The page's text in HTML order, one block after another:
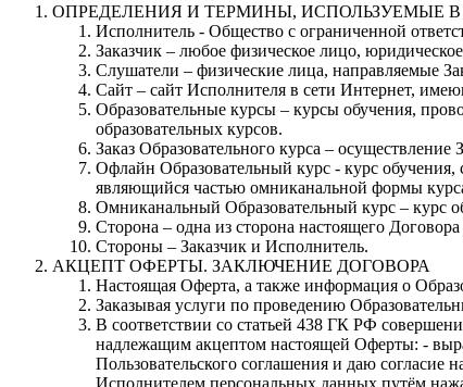
ОПРЕДЕЛЕНИЯ И ТЕРМИНЫ, ИСПОЛЬЗУЕМЫЕ В
Исполнитель - Общество с ограниченной
Заказчик – любое физическое лицо,
Слушатели – физические лица, направляемые
Сайт – сайт Исполнителя в сети Интернет,
Образовательные курсы – курсы обучения,
образовательных курсов.
Заказ Образовательного курса –
Офлайн Образовательный курс - курс
являющийся частью омниканальной формы
Омниканальный Образовательный курс – курс
Сторона – одна из сторона настоящего
Стороны – Заказчик и Исполнитель.
АКЦЕПТ ОФЕРТЫ. ЗАКЛЮЧЕНИЕ ДОГОВОРА
Настоящая Оферта, а также информация о
Заказывая услуги по проведению
В соответствии со статьей 438 ГК РФ
надлежащим акцептом настоящей Оферты: -
Пользовательского соглашения и даю
Исполнителем персональных данных путём